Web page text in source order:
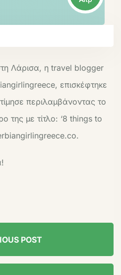
Λάρισα, η travel blogger
επισκέφτηκε
περιλαμβάνοντας το
της με τίτλο: ‘8 things to
POST